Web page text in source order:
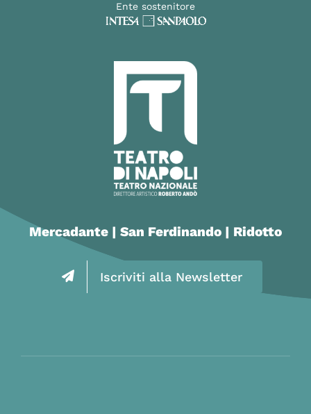
Ente sostenitore
Mercadante | San Ferdinando | Ridotto
Iscriviti alla Newsletter